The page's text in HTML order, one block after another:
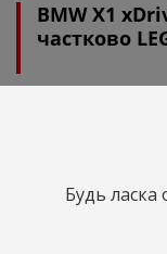
BMW X1
частково
Будь ласка